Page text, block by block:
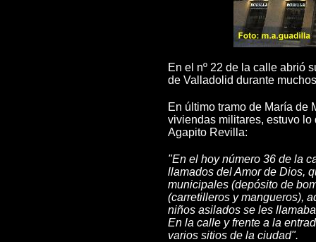
En el nº 22 de la calle abrió
de Valladolid durante
En último tramo de María de
viviendas militares, estuvo
Agapito Revilla:
"En el hoy número 36 de la
llamados del Amor de Dios,
municipales (depósito de
(carretilleros y mangueros),
niños asilados se les
En la calle y frente a la
varios sitios de la ciudad".